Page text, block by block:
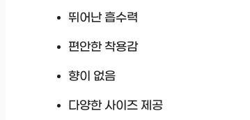
뛰어난 흡수력
편안한 착용감
향이 없음
다양한 사이즈 제공